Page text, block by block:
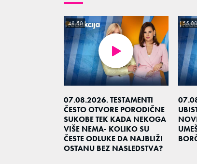
07.08.2026. TESTAMENTI
ČESTO OTVORE PORODIČNE
SUKOBE TEK KADA NEKOGA
VIŠE NEMA- KOLIKO SU
ČESTE ODLUKE DA NAJBLIŽI
OSTANU BEZ NASLEDSTVA?
48:50 55:00